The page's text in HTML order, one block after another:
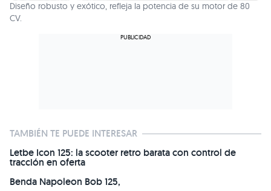
Diseño robusto y exótico, refleja la potencia de su motor de 80
CV.
TAMBIÉN TE PUEDE INTERESAR
Letbe Icon 125: la scooter retro barata con control de
tracción en oferta
Benda Napoleon Bob 125,